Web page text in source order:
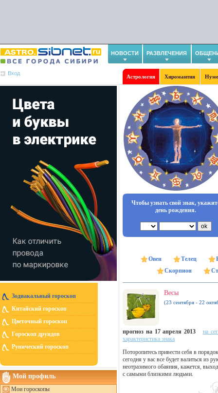
НОВОСТИ РАЗВЛЕЧЕНИЯ
Вход
Астрология Хиромантия
Зодиакальный гороскоп
Китайский гороскоп
Цветочный гороскоп
Гороскоп друидов
Рунический гороскоп
Мой профиль
Мои гороскопы
Чтобы узнать свой знак,
день рождения.
Овен Телец
Скорпион
Весы
(23 сентября - 22
прогноз на 17 апреля 2013
на
характеристика знака
Поторопитесь привести себя в
сегодня у вас все будет валиться из
неотразимого обаяния, кажется,
с самыми близкими людьми.